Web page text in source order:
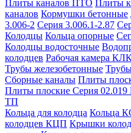
Плиты каналов ПТО Плиты
каналов Кормушки бетонные
3.006-2 Серия 3.006.1-2.87
Колодцы Кольца опорные
Колодцы водосточные
колодцев Рабочая камера
Трубы железобетонные
Сборные каналы Плиты
Плиты плоские Серия
ТП
Кольца для колодца Кольца
колодцев КЦП Крышки